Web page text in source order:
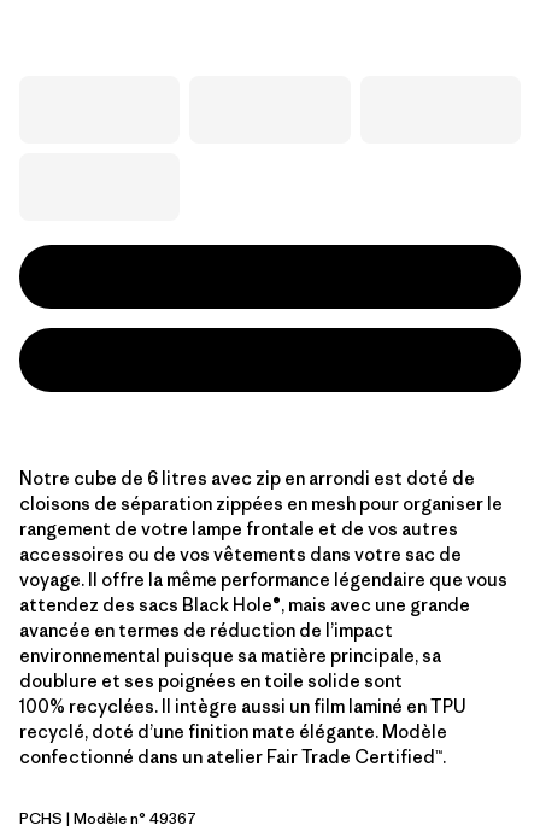
Notre cube de 6 litres avec zip en arrondi est doté de
cloisons de séparation zippées en mesh pour organiser le
rangement de votre lampe frontale et de vos autres
accessoires ou de vos vêtements dans votre sac de
voyage. Il offre la même performance légendaire que vous
attendez des sacs Black Hole®, mais avec une grande
avancée en termes de réduction de l’impact
environnemental puisque sa matière principale, sa
doublure et ses poignées en toile solide sont
100% recyclées. Il intègre aussi un film laminé en TPU
recyclé, doté d’une finition mate élégante. Modèle
confectionné dans un atelier Fair Trade Certified™.
Peach Sherbet
PCHS | Modèle n° 49367